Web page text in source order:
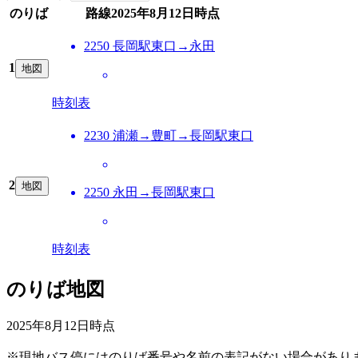
のりば
路線2025年8月12日 時点
1 地図
2250 長岡駅東口→永田
時刻表
2 地図
2230 浦瀬→豊町→長岡駅東口
2250 永田→長岡駅東口
時刻表
のりば地図
2025年8月12日 時点